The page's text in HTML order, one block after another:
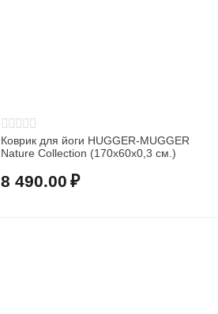
Коврик для йоги HUGGER-MUGGER
Nature Collection (170х60х0,3 см.)
8 490.00 ₽